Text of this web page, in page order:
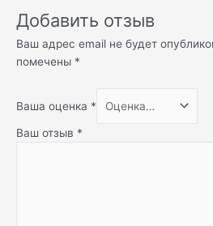
Добавить отзыв
Ваш адрес email не будет
помечены *
Ваша оценка *
Ваш отзыв *